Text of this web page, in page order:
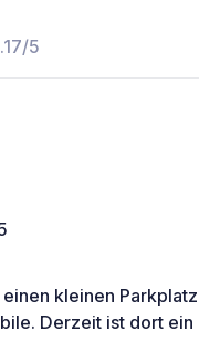
5
einen kleinen
Derzeit ist dort